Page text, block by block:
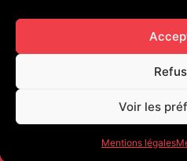
Voir les
Mentions légales